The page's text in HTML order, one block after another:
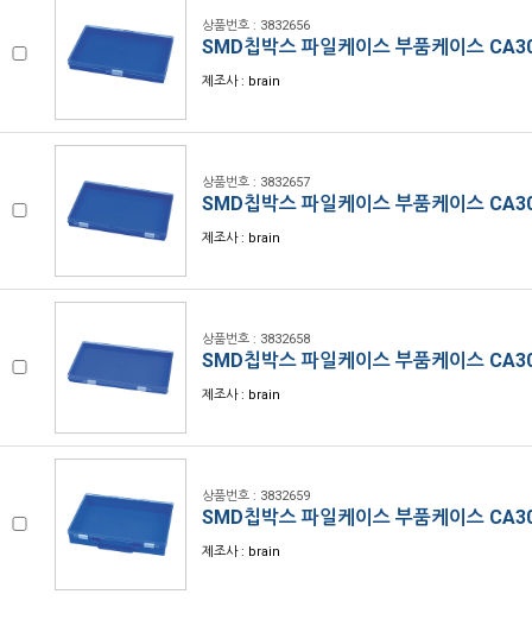
상품번호 : 3832656
SMD칩박스 파일케이스 부품케이스
제조사 : brain
상품번호 : 3832657
SMD칩박스 파일케이스 부품케이스
제조사 : brain
상품번호 : 3832658
SMD칩박스 파일케이스 부품케이스
제조사 : brain
상품번호 : 3832659
SMD칩박스 파일케이스 부품케이스
제조사 : brain